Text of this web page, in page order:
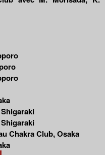
Chakra Club, Osaka